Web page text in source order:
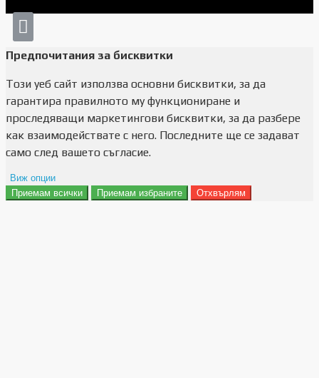
Предпочитания за бисквитки
Този уеб сайт използва основни бисквитки, за да
гарантира правилното му функциониране и
проследяващи маркетингови бисквитки, за да разбере
как взаимодействате с него. Последните ще се задават
само след вашето съгласие.
Виж опции
Препочитания за реклами
Приемам всички Приемам избраните Отхвърлям